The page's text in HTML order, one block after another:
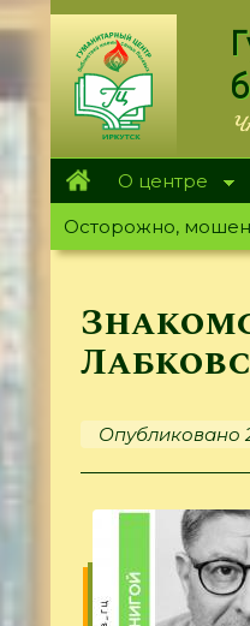
Перейти
к
основному
содержанию
О центре
Осторожно,
Опубликовано